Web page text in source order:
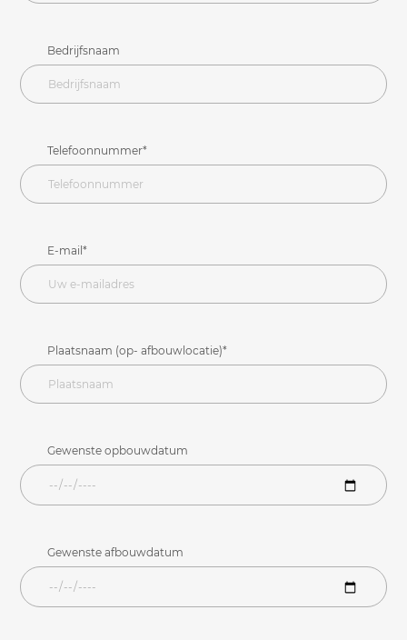
Bedrijfsnaam
Telefoonnummer*
E-mail*
Plaatsnaam (op- afbouwlocatie)*
Gewenste opbouwdatum
Gewenste afbouwdatum